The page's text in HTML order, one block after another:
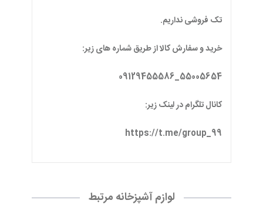
تک فروشی نداریم.
خرید و سفارش کالا از طریق شماره های زیر:
55005654_09129455586
کانال تلگرام در لینک زیر:
https://t.me/group_99
لوازم آشپزخانه مرتبط